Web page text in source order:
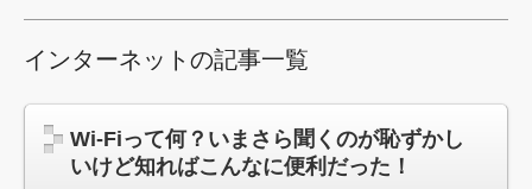
インターネットの記事一覧
Wi-Fiって何？いまさら聞くのが恥ずかし
いけど知ればこんなに便利だった！